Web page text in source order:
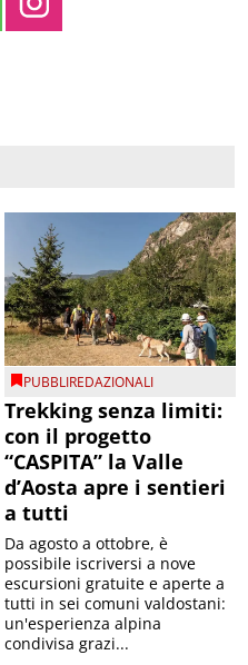
PUBBLIREDAZIONALI
Trekking senza limiti:
con il progetto
“CASPITA” la Valle
d’Aosta apre i sentieri
a tutti
Da agosto a ottobre, è
possibile iscriversi a nove
escursioni gratuite e aperte a
tutti in sei comuni valdostani:
un'esperienza alpina
condivisa grazi...